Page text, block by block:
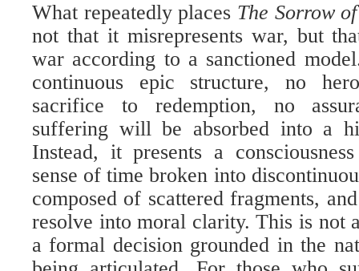
What repeatedly places The Sorrow
not that it misrepresents war, but
war according to a sanctioned
continuous epic structure, no
sacrifice to redemption, no
suffering will be absorbed into a
Instead, it presents a
sense of time broken into
composed of scattered fragments,
resolve into moral clarity. This is not
a formal decision grounded in the